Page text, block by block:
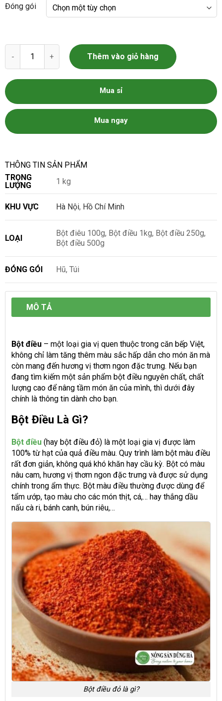
Đóng gói
Bột điều nguyên chất số lượng
Thêm vào giỏ hàng
Mua sỉ
Mua ngay
THÔNG TIN SẢN PHẨM
TRỌNG
LƯỢNG
1 kg
KHU VỰC Hà Nội, Hồ Chí Minh
LOẠI
Bột điêu 100g, Bột điều 1kg, Bột điều 250g,
Bột điều 500g
ĐÓNG GÓI Hũ, Túi
MÔ TẢ
Bột điều – một loại gia vị quen thuộc trong căn bếp Việt,
không chỉ làm tăng thêm màu sắc hấp dẫn cho món ăn mà
còn mang đến hương vị thơm ngon đặc trưng. Nếu bạn
đang tìm kiếm một sản phẩm bột điều nguyên chất, chất
lượng cao để nâng tầm món ăn của mình, thì dưới đây
chính là thông tin dành cho bạn.
Bột Điều Là Gì?
Bột điều (hay bột điều đỏ) là một loại gia vị được làm
100% từ hạt của quả điều màu. Quy trình làm bột màu điều
rất đơn giản, không quá khó khăn hay cầu kỳ. Bột có màu
nâu cam, hương vị thơm ngon đặc trưng và được sử dụng
chính trong ẩm thực. Bột màu điều thường được dùng để
tẩm ướp, tạo màu cho các món thịt, cá,… hay thắng dầu
nấu cà ri, bánh canh, bún riêu,…
Bột điều đỏ là gì?